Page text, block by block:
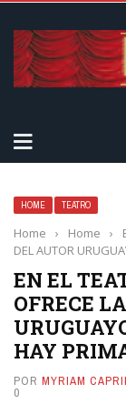
HOME TEATRO
Home › Home ›
DEL AUTOR
EN EL
OFRECE
HAY
POR MYRIAM
0